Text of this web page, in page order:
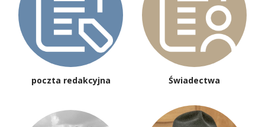
poczta redakcyjna Świadectwa